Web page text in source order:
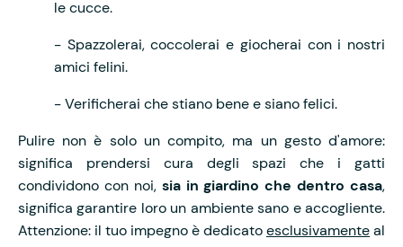
le cucce.
- Spazzolerai, coccolerai e giocherai con i nostri
amici felini.
- Verificherai che stiano bene e siano felici.
Pulire non è solo un compito, ma un gesto d'amore:
significa prendersi cura degli spazi che i gatti
condividono con noi, sia in giardino che dentro casa,
significa garantire loro un ambiente sano e accogliente.
Attenzione: il tuo impegno è dedicatoesclusivamenteal